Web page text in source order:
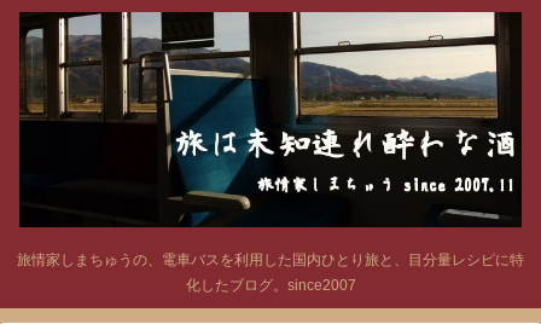
旅情家しまちゅうの、電車バスを利用した国内ひとり旅と、目分量レシピに特
化したブログ。since2007